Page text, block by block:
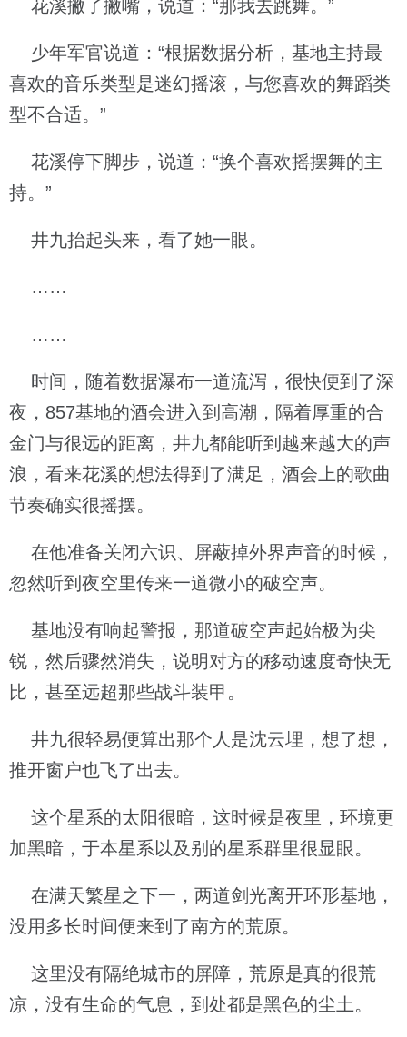
花溪撇了撇嘴，说道：“那我去跳舞。”
少年军官说道：“根据数据分析，基地主持最
喜欢的音乐类型是迷幻摇滚，与您喜欢的舞蹈类
型不合适。”
花溪停下脚步，说道：“换个喜欢摇摆舞的主
持。”
井九抬起头来，看了她一眼。
……
……
时间，随着数据瀑布一道流泻，很快便到了深
夜，857基地的酒会进入到高潮，隔着厚重的合
金门与很远的距离，井九都能听到越来越大的声
浪，看来花溪的想法得到了满足，酒会上的歌曲
节奏确实很摇摆。
在他准备关闭六识、屏蔽掉外界声音的时候，
忽然听到夜空里传来一道微小的破空声。
基地没有响起警报，那道破空声起始极为尖
锐，然后骤然消失，说明对方的移动速度奇快无
比，甚至远超那些战斗装甲。
井九很轻易便算出那个人是沈云埋，想了想，
推开窗户也飞了出去。
这个星系的太阳很暗，这时候是夜里，环境更
加黑暗，于本星系以及别的星系群里很显眼。
在满天繁星之下一，两道剑光离开环形基地，
没用多长时间便来到了南方的荒原。
这里没有隔绝城市的屏障，荒原是真的很荒
凉，没有生命的气息，到处都是黑色的尘土。